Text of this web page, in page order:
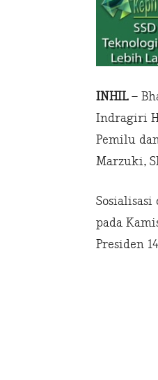
INHIL–
Indragiri
Pemilu
Marzuki,
pada
Presiden